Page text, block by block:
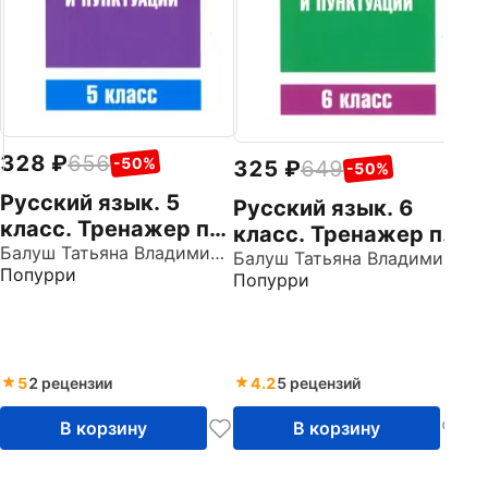
328 656 -50%
Русский язык. 5
класс. Тренажер по
орфографии и
пунктуации
Балуш Татьяна Владимировна
Попурри
52 рецензии
В корзину
325 649 -50%
Русский язык. 6
класс. Тренажер по
орфографии и
пунктуации
Попурри
4.25 рецензий
В корзину